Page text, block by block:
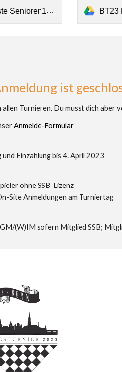
Senioren1.pdf BT23
ist
allen Turnieren. Du musst dich aber
Anmelde-Formular
und Einzahlung bis 4. April 2023
ohne SSB-Lizenz
Site Anmeldungen am Turniertag
(W)IM sofern Mitglied SSB;